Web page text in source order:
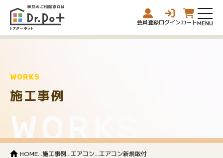
会員登録ログインカート
WORKS
施工事例
WORKS
HOME 施工事例 エアコン エアコン新規取付